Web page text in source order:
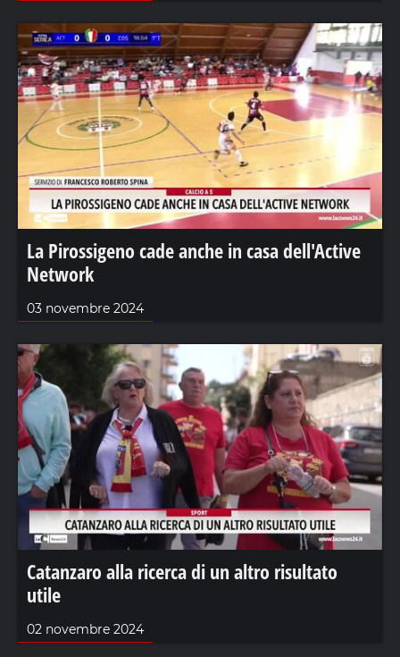
La Pirossigeno cade anche in casa dell'Active
Network
03 novembre 2024
Catanzaro alla ricerca di un altro risultato
utile
02 novembre 2024